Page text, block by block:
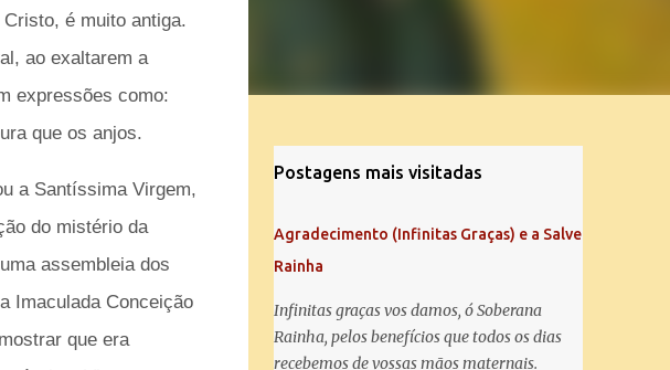
é muito antiga.
ao exaltarem a
expressões como:
que os anjos.
a Santíssima Virgem,
do mistério da
assembleia dos
Imaculada Conceição
que era
Postagens mais visitadas
Agradecimento (Infinitas Graças) e a Salve
Rainha
Infinitas graças vos damos, ó Soberana
Rainha, pelos benefícios que todos os dias
recebemos de vossas mãos maternais.